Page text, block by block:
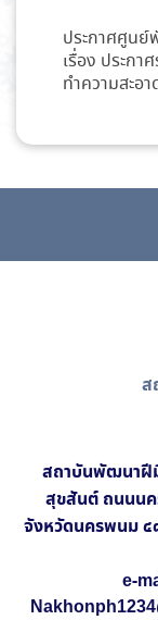
ประกาศศูน
เรื่อง ประกา
ทำความสะอ
ส
สถาบันพัฒนาฝี
สุขสันต์ ถนนนค
จังหวัดนครพนม ๔
e-